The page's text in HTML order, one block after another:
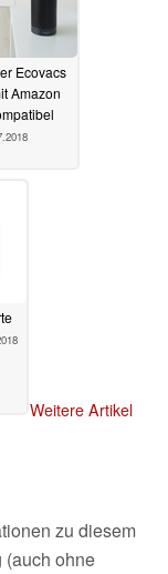
Ecovacs
Amazon
Weitere Artikel
zu diesem
(auch ohne